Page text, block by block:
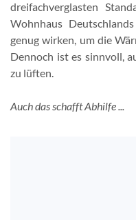
dreifachverglasten
Wohnhaus
genug wirken, um die
Dennoch ist es sinnvoll,
zu lüften.
Auch das schafft Abhilfe ...